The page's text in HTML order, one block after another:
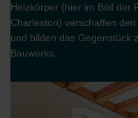
Heizkörper (hier im Bild der
Charleston) verschaffen
und bilden das Gegenstück
Bauwerks.